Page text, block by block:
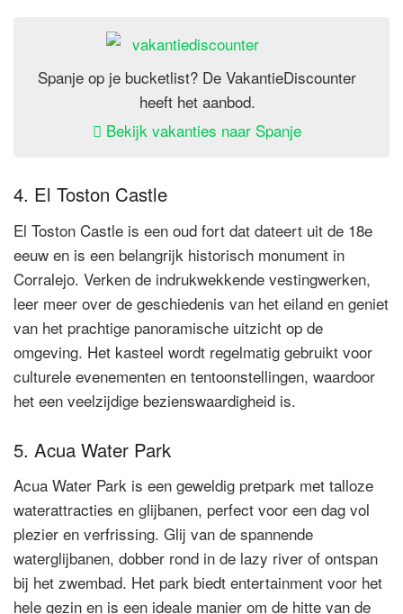
Spanje op je bucketlist? De VakantieDiscounter
heeft het aanbod.
Bekijk vakanties naar Spanje
4. El Toston Castle
El Toston Castle is een oud fort dat dateert uit de 18e
eeuw en is een belangrijk historisch monument in
Corralejo. Verken de indrukwekkende vestingwerken,
leer meer over de geschiedenis van het eiland en geniet
van het prachtige panoramische uitzicht op de
omgeving. Het kasteel wordt regelmatig gebruikt voor
culturele evenementen en tentoonstellingen, waardoor
het een veelzijdige bezienswaardigheid is.
5. Acua Water Park
Acua Water Park is een geweldig pretpark met talloze
waterattracties en glijbanen, perfect voor een dag vol
plezier en verfrissing. Glij van de spannende
waterglijbanen, dobber rond in de lazy river of ontspan
bij het zwembad. Het park biedt entertainment voor het
hele gezin en is een ideale manier om de hitte van de